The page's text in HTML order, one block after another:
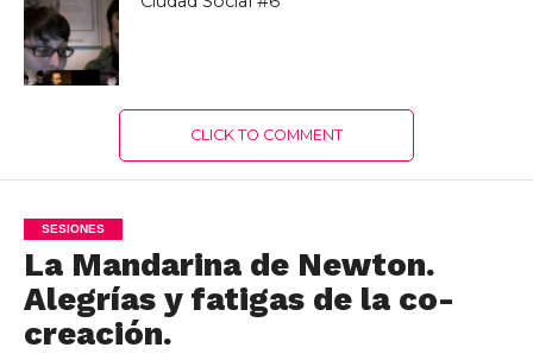
CLICK TO COMMENT
SESIONES
La Mandarina de Newton.
Alegrías y fatigas de la co-
creación.